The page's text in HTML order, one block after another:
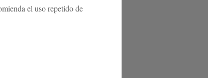
el uso repetido de